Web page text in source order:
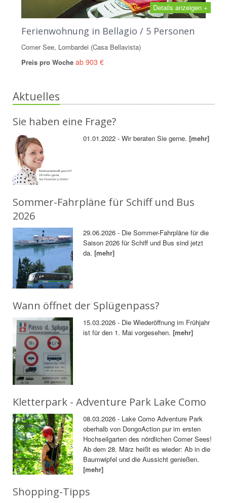
Details anzeigen +
Ferienwohnung in Bellagio / 5 Personen
Comer See, Lombardei (Casa Bellavista)
Preis pro Woche ab 903 €
Aktuelles
Sie haben eine Frage?
01.01.2022 - Wir beraten Sie gerne.[mehr]
Sommer-Fahrpläne für Schiff und Bus
2026
29.06.2026 - Die Sommer-Fahrpläne für die
Saison 2026 für Schiff und Bus sind jetzt
da.[mehr]
Wann öffnet der Splügenpass?
15.03.2026 - Die Wiederöffnung im Frühjahr
ist für den 1. Mai vorgesehen.[mehr]
Kletterpark - Adventure Park Lake Como
08.03.2026 - Lake Como Adventure Park
oberhalb von DongoAction pur im ersten
Hochseilgarten des nördlichen Comer Sees!
Ab dem 28. März heißt es wieder: Ab in die
Baumwipfel und die Aussicht genießen.
[mehr]
Shopping-Tipps